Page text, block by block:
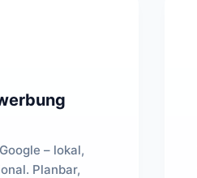
– lokal,
Planbar,